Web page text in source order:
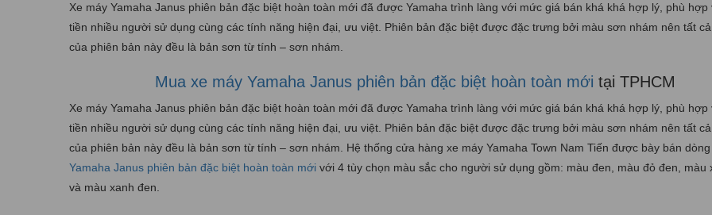
Xe máy Yamaha Janus phiên bản đặc biệt hoàn toàn mới đã được Yamaha trình làng với mức giá bán khá khá hợp lý, phù hợp
tiền nhiều người sử dụng cùng các tính năng hiện đại, ưu việt. Phiên bản đặc biệt được đặc trưng bởi màu sơn nhám nên tất
của phiên bản này đều là bản sơn từ tính – sơn nhám.
Mua xe máy Yamaha Janus phiên bản đặc biệt hoàn toàn mới tại TPHCM
Xe máy Yamaha Janus phiên bản đặc biệt hoàn toàn mới đã được Yamaha trình làng với mức giá bán khá khá hợp lý, phù hợp
tiền nhiều người sử dụng cùng các tính năng hiện đại, ưu việt. Phiên bản đặc biệt được đặc trưng bởi màu sơn nhám nên tất
của phiên bản này đều là bản sơn từ tính – sơn nhám. Hệ thống cửa hàng xe máy Yamaha Town Nam Tiến được bày bán dòng
Yamaha Janus phiên bản đặc biệt hoàn toàn mới với 4 tùy chọn màu sắc cho người sử dụng gồm: màu đen, màu đỏ đen, màu
và màu xanh đen.